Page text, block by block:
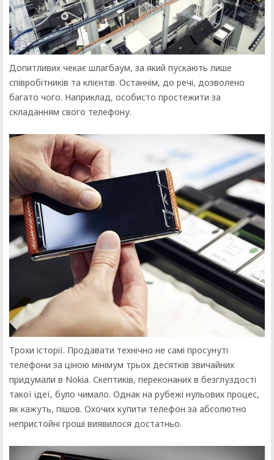
Допитливих чекає шлагбаум, за який пускають лише
співробітників та клієнтів. Останнім, до речі, дозволено
багато чого. Наприклад, особисто простежити за
складанням свого телефону.
Трохи історії. Продавати технічно не самі просунуті
телефони за ціною мінімум трьох десятків звичайних
придумали в Nokia. Скептиків, переконаних в безглуздості
такої ідеї, було чимало. Однак на рубежі нульових процес,
як кажуть, пішов. Охочих купити телефон за абсолютно
непристойні гроші виявилося достатньо.